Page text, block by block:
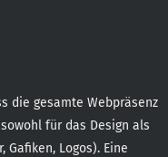
die gesamte Webpräsenz
für das Design als
Logos). Eine